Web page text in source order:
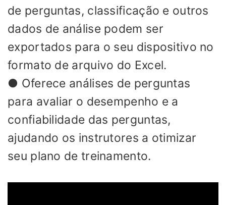
de perguntas, classificação e outros
dados de análise podem ser
exportados para o seu dispositivo no
formato de arquivo do Excel.
● Oferece análises de perguntas
para avaliar o desempenho e a
confiabilidade das perguntas,
ajudando os instrutores a otimizar
seu plano de treinamento.